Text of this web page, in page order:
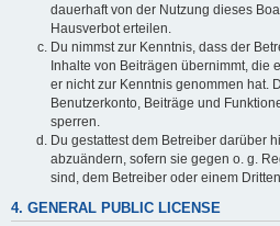
dauerhaft von der Nutzung dieses
Hausverbot erteilen.
Du nimmst zur Kenntnis, dass der
Inhalte von Beiträgen übernimmt, die
er nicht zur Kenntnis genommen hat.
Benutzerkonto, Beiträge und
sperren.
Du gestattest dem Betreiber darüber
abzuändern, sofern sie gegen o. g.
sind, dem Betreiber oder einem
4. GENERAL PUBLIC LICENSE